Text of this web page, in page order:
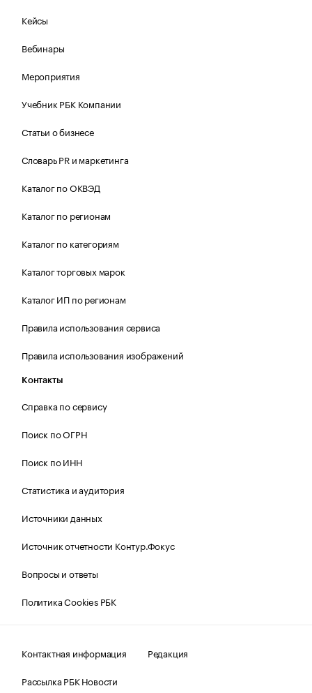
Кейсы
Вебинары
Мероприятия
Учебник РБК Компании
Статьи о бизнесе
Словарь PR и маркетинга
Каталог по ОКВЭД
Каталог по регионам
Каталог по категориям
Каталог торговых марок
Каталог ИП по регионам
Правила использования сервиса
Правила использования изображений
Контакты
Справка по сервису
Поиск по ОГРН
Поиск по ИНН
Статистика и аудитория
Источники данных
Источник отчетности Контур.Фокус
Вопросы и ответы
Политика Cookies РБК
Контактная информация
Редакция
Рассылка РБК Новости